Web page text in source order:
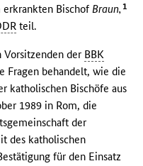
erkrankten BischofBraun,1
teil.
der BBK
Fragen behandelt, wie die
katholischen Bischöfe aus
1989 in Rom, die
der
des katholischen
für den Einsatz